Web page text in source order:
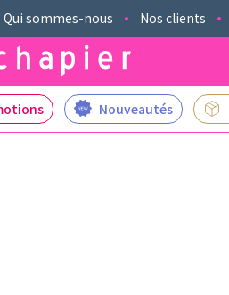
Qui sommes-nous Nos clients
Nouveautés